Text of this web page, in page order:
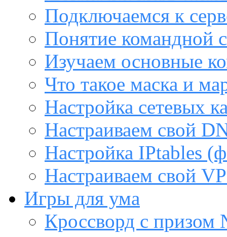
Подключаемся к
Понятие командной
Изучаем основные
Что такое маска и
Настройка сетевых
Настраиваем свой
Настройка IPtables
Настраиваем свой
Игры для ума
Кроссворд с